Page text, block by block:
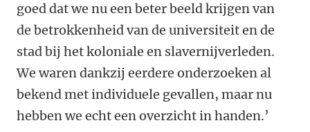
goed dat we nu een beter beeld krijgen van
de betrokkenheid van de universiteit en de
stad bij het koloniale en slavernijverleden.
We waren dankzij eerdere onderzoeken al
bekend met individuele gevallen, maar nu
hebben we echt een overzicht in handen.’